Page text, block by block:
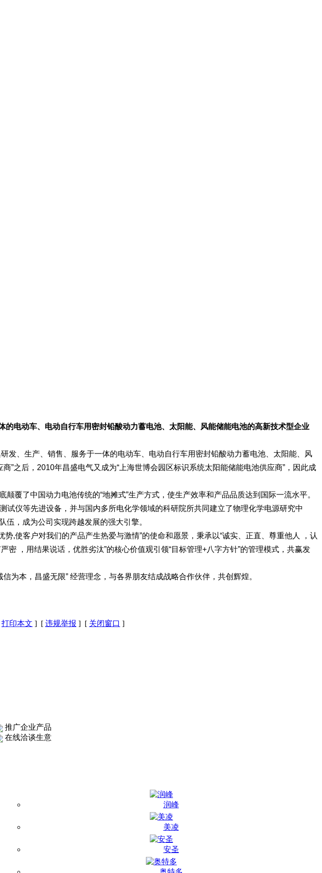
电动车、电动自行车用密封铅酸动力蓄电池、太阳能、风能储能电池的高新技术型企业
、生产、销售、服务于一体的电动车、电动自行车用密封铅酸动力蓄电池、太阳能、风
”之后，2010年昌盛电气又成为“上海世博会园区标识系统太阳能储能电池供应商”，因此成
覆了中国动力电池传统的“地摊式”生产方式，使生产效率和产品品质达到国际一流水平。
仪等先进设备，并与国内多所电化学领域的科研院所共同建立了物理化学电源研究中
，成为公司实现跨越发展的强大引擎。
,使客户对我们的产品产生热爱与激情”的使命和愿景，秉承以“诚实、正直、尊重他人 ，认
，用结果说话，优胜劣汰”的核心价值观引领“目标管理+八字方针”的管理模式，共赢发
为本，昌盛无限” 经营理念，与各界朋友结成战略合作伙伴，共创辉煌。
打印本文 ] [ 违规举报 ] [ 关闭窗口 ]
推广企业产品
在线洽谈生意
润峰
美凌
安圣